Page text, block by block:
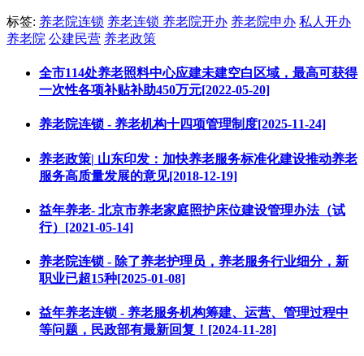
标签: 养老院连锁 养老连锁 养老院开办 养老院申办 私人开办
养老院 公建民营 养老政策
全市114处养老照料中心应建未建空白区域，最高可获得
一次性各项补贴补助450万元[2022-05-20]
养老院连锁 - 养老机构十四项管理制度[2025-11-24]
养老政策| 山东印发：加快养老服务标准化建设推动养老
服务高质量发展的意见[2018-12-19]
益年养老- 北京市养老家庭照护床位建设管理办法（试
行）[2021-05-14]
养老院连锁 - 除了养老护理员，养老服务行业细分，新
职业已超15种[2025-01-08]
益年养老连锁 - 养老服务机构筹建、运营、管理过程中
等问题，民政部有最新回复！[2024-11-28]